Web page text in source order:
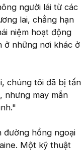
người lái từ các
lai, chẳng hạn
niệm hoạt động
những nơi khác ở
chúng tôi đã bị tấn
nhưng may mắn
đường hồng ngoại
Một kỹ thuật